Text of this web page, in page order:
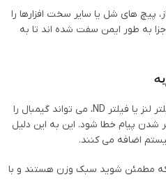
پیچ های شل یا سایر سخت افزارها را
به طور ایمن سفت شده اند تا به
افزودن لوازم جانبی سنگین، مانند فیلتر لنز یا فیلتر ND، می تواند گیمبال را
شدن پیام خطا شود. این به این دلیل
اضافه می کنند.
که مطمئن شوید سبک وزن هستند و با